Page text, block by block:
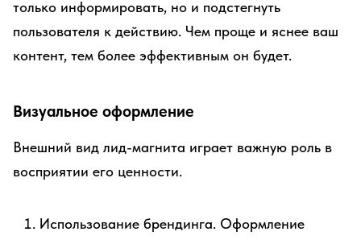
только информировать, но и подстегнуть
пользователя к действию. Чем проще и яснее ваш
контент, тем более эффективным он будет.
Визуальное оформление
Внешний вид лид-магнита играет важную роль в
восприятии его ценности.
Использование брендинга. Оформление